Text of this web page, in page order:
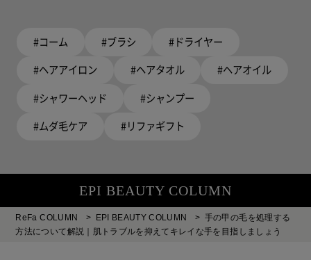
#コーム #ブラシ #ドライヤー
#ヘアアイロン #ヘアタオル #ヘアオイル
#シャワーヘッド #シャンプー
#ムダ毛ケア #リファギフト
EPI BEAUTY COLUMN
ReFa COLUMN > EPI BEAUTY COLUMN > 手の甲の毛を処理する
方法について解説｜肌トラブルを抑えてキレイな手を目指しましょう